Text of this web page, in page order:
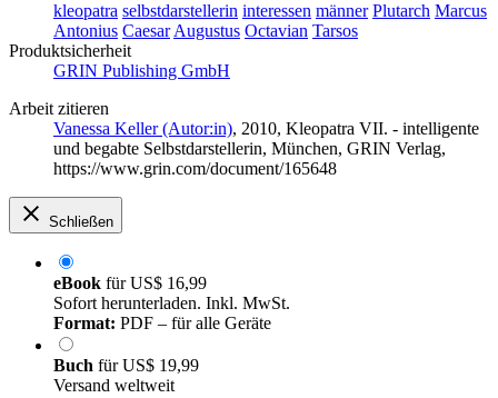
kleopatra selbstdarstellerin interessen männer Plutarch Marcus
Antonius Caesar Augustus Octavian Tarsos
Produktsicherheit
GRIN Publishing GmbH
Arbeit zitieren
Vanessa Keller (Autor:in), 2010, Kleopatra VII. - intelligente
und begabte Selbstdarstellerin, München, GRIN Verlag,
https://www.grin.com/document/165648
Schließen
eBook fürUS$ 16,99
Sofort herunterladen. Inkl. MwSt.
Format: PDF – für alle Geräte
Buch fürUS$ 19,99
Versand weltweit